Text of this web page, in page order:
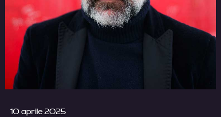
10 aprile 2025